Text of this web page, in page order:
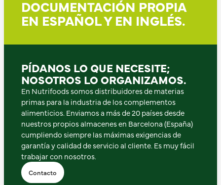
DOCUMENTACIÓN PROPIA
EN ESPAÑOL Y EN INGLÉS.
PÍDANOS LO QUE NECESITE;
NOSOTROS LO ORGANIZAMOS.
En Nutrifoods somos distribuidores de materias
primas para la industria de los complementos
alimenticios. Enviamos a más de 20 países desde
nuestros propios almacenes en Barcelona (España)
cumpliendo siempre las máximas exigencias de
garantía y calidad de servicio al cliente. Es muy fácil
trabajar con nosotros.
Contacto